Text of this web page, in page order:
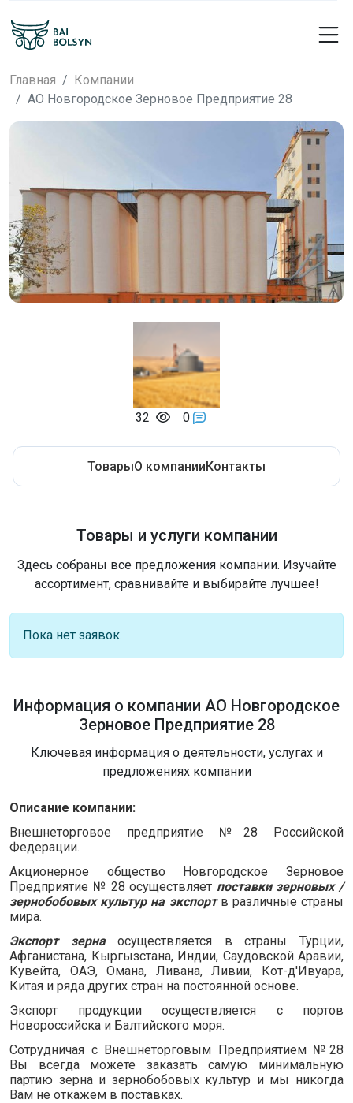
Главная
Компании
АО Новгородское Зерновое Предприятие 28
32 0
ТоварыО компанииКонтакты
Товары и услуги компании
Здесь собраны все предложения компании. Изучайте
ассортимент, сравнивайте и выбирайте лучшее!
Пока нет заявок.
Информация о компании АО Новгородское
Зерновое Предприятие 28
Ключевая информация о деятельности, услугах и
предложениях компании
Описание компании:
Внешнеторговое предприятие №28 Российской
Федерации.
Акционерное общество Новгородское Зерновое
Предприятие № 28 осуществляет поставки зерновых /
зернобобовых культур на экспортв различные страны
мира.
Экспорт зернаосуществляется в страны Турции,
Афганистана, Кыргызстана, Индии, Саудовской Аравии,
Кувейта, ОАЭ, Омана, Ливана, Ливии, Кот-д'Ивуара,
Китая и ряда других стран на постоянной основе.
Экспорт продукции осуществляется с портов
Новороссийска и Балтийского моря.
Сотрудничая с Внешнеторговым Предприятием №28
Вы всегда можете заказать самую минимальную
партию зерна и зернобобовых культур и мы никогда
Вам не откажем в поставках.